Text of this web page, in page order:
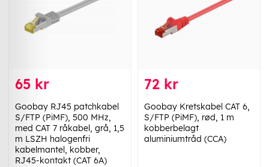
65 kr
Goobay RJ45 patchkabel
S/FTP (PiMF), 500 MHz,
med CAT 7 råkabel, grå, 1,5
m LSZH halogenfri
kabelmantel, kobber,
RJ45-kontakt (CAT 6A)
72 kr
Goobay Kretskabel CAT 6,
S/FTP (PiMF), rød, 1 m
kobberbelagt
aluminiumtråd (CCA)